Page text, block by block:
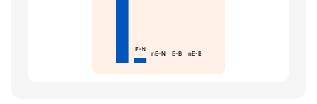
E-N
nE-N E-B nE-B